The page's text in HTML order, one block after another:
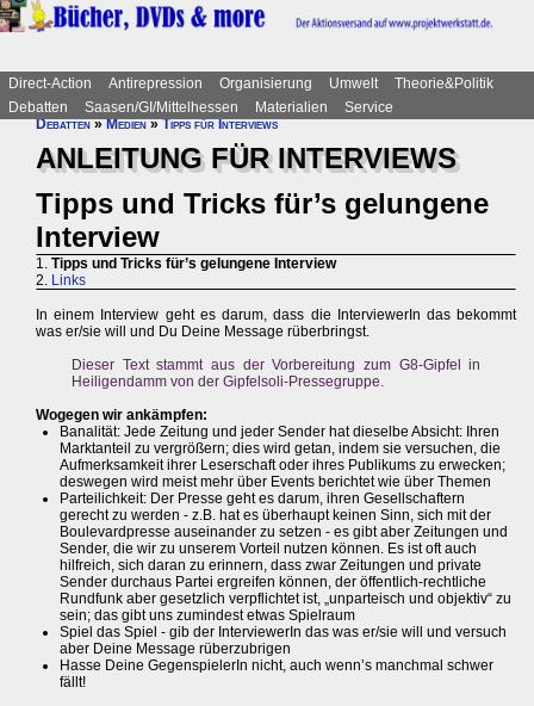
Direct-Action Antirepression Organisierung Umwelt
Theorie&Politik
Debatten
Saasen/GI/Mittelhessen Materialien
Service
Debatten»Medien»Tipps für Interviews
ANLEITUNG FÜR INTERVIEWS
Tipps und Tricks für’s gelungene
Interview
1. Tipps und Tricks für’s gelungene Interview
2. Links
In einem Interview geht es darum, dass die InterviewerIn das bekommt
was er/sie will und Du Deine Message rüberbringst.
Dieser Text stammt aus der Vorbereitung zum G8-Gipfel in
Heiligendamm von der Gipfelsoli-Pressegruppe.
Wogegen wir ankämpfen:
Banalität: Jede Zeitung und jeder Sender hat dieselbe Absicht: Ihren
Marktanteil zu vergrößern; dies wird getan, indem sie versuchen, die
Aufmerksamkeit ihrer Leserschaft oder ihres Publikums zu erwecken;
deswegen wird meist mehr über Events berichtet wie über Themen
Parteilichkeit: Der Presse geht es darum, ihren Gesellschaftern
gerecht zu werden - z.B. hat es überhaupt keinen Sinn, sich mit der
Boulevardpresse auseinander zu setzen - es gibt aber Zeitungen und
Sender, die wir zu unserem Vorteil nutzen können. Es ist oft auch
hilfreich, sich daran zu erinnern, dass zwar Zeitungen und private
Sender durchaus Partei ergreifen können, der öffentlich-rechtliche
Rundfunk aber gesetzlich verpflichtet ist, „unparteisch und objektiv“ zu
sein; das gibt uns zumindest etwas Spielraum
Spiel das Spiel - gib der InterviewerIn das was er/sie will und versuch
aber Deine Message rüberzubrigen
Hasse Deine GegenspielerIn nicht, auch wenn’s manchmal schwer
fällt!